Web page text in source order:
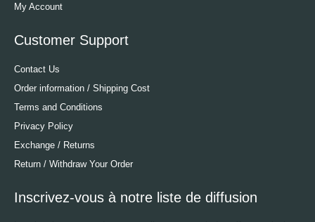
My Account
Customer Support
Contact Us
Order information / Shipping Cost
Terms and Conditions
Privacy Policy
Exchange / Returns
Return / Withdraw Your Order
Inscrivez-vous à notre liste de diffusion